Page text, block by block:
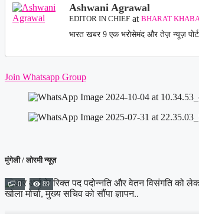
Ashwani Agrawal
EDITOR IN CHIEF at BHARAT
भारत खबर 9 एक भरोसेमंद और तेज़ न्यूज़
Join Whatsapp Group
मुंगेली / लोरमी न्यूज़
0 89